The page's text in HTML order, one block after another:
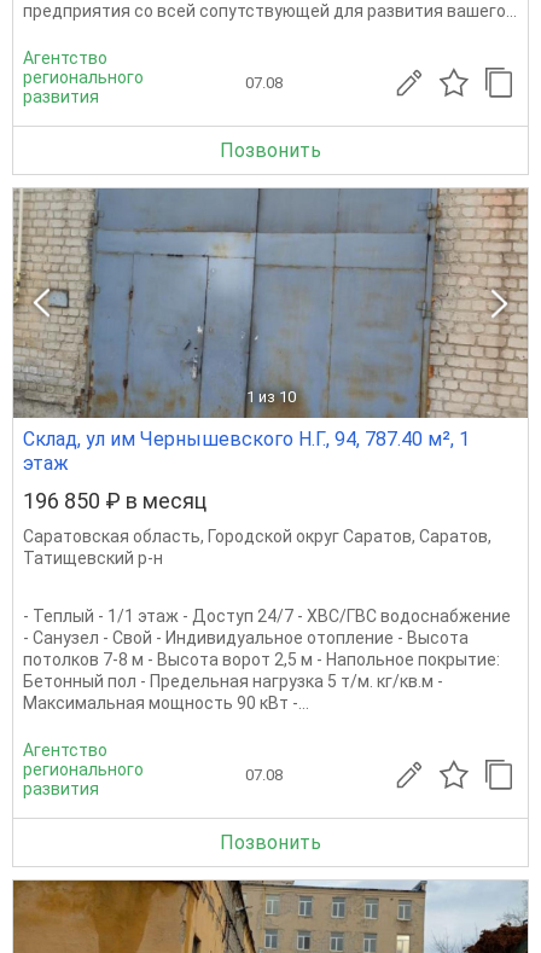
предприятия со всей сопутствующей для развития вашего...
Агентство
регионального
развития
07.08
Позвонить
1 из 10
Склад, ул им Чернышевского Н.Г., 94, 787.40 м², 1
этаж
196 850 ₽ в месяц
Саратовская область, Городской округ Саратов, Саратов,
Татищевский р-н
- Теплый - 1/1 этаж - Доступ 24/7 - ХВС/ГВС водоснабжение
- Санузел - Свой - Индивидуальное отопление - Высота
потолков 7-8 м - Высота ворот 2,5 м - Напольное покрытие:
Бетонный пол - Предельная нагрузка 5 т/м. кг/кв.м -
Максимальная мощность 90 кВт -...
Агентство
регионального
развития
07.08
Позвонить